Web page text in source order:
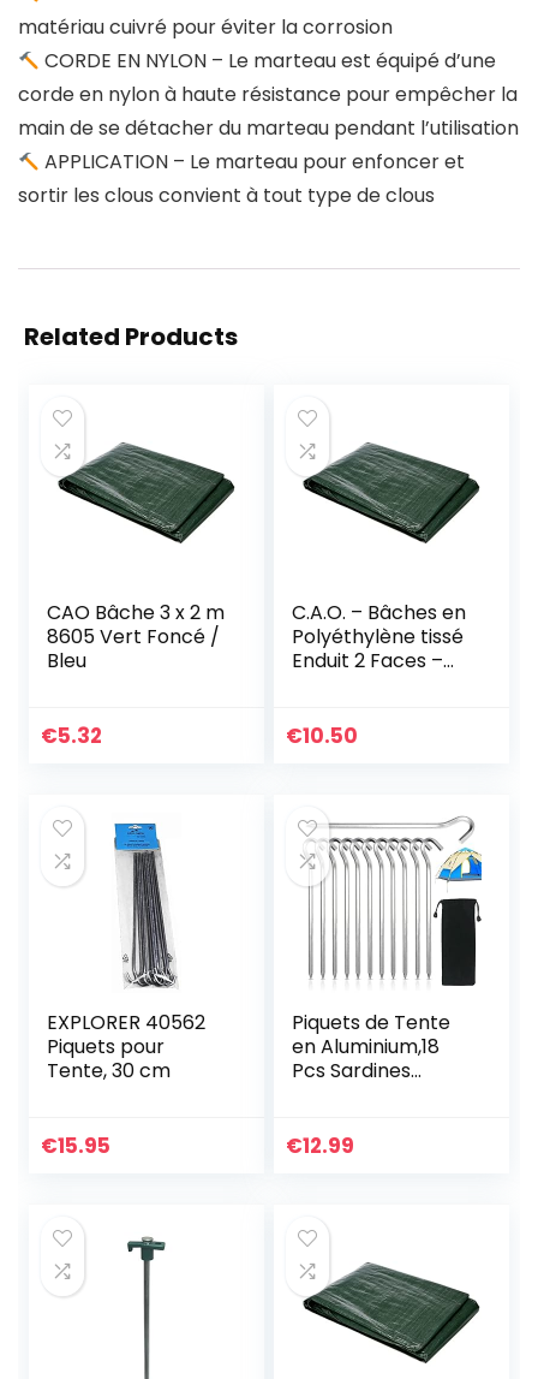
matériau cuivré pour éviter la corrosion
CORDE EN NYLON – Le marteau est équipé d’une
corde en nylon à haute résistance pour empêcher la
main de se détacher du marteau pendant l’utilisation
APPLICATION – Le marteau pour enfoncer et
sortir les clous convient à tout type de clous
Related Products
CAO Bâche 3 x 2 m
8605 Vert Foncé /
Bleu
€5.32
C.A.O. – Bâches en
Polyéthylène tissé
Enduit 2 Faces –
€10.50
EXPLORER 40562
Piquets pour
Tente, 30 cm
€15.95
Piquets de Tente
en Aluminium,18
Pcs Sardines
Camping
de Tente,IdéAl
pour
Jardin,Camping,Pê
Che Et Tentes
€12.99